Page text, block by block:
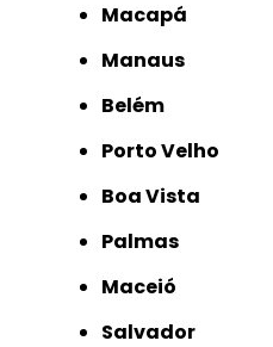
Macapá
Manaus
Belém
Porto Velho
Boa Vista
Palmas
Maceió
Salvador